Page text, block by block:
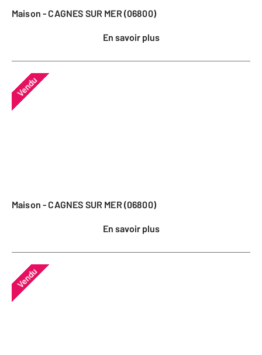
Maison - CAGNES SUR MER (06800)
En savoir plus
Vendu
Maison - CAGNES SUR MER (06800)
En savoir plus
Vendu